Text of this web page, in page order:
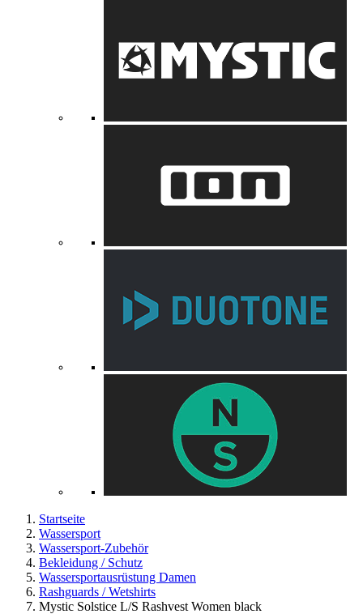
Startseite
Wassersport
Wassersport-Zubehör
Bekleidung / Schutz
Wassersportausrüstung Damen
Rashguards / Wetshirts
Mystic Solstice L/S Rashvest Women black